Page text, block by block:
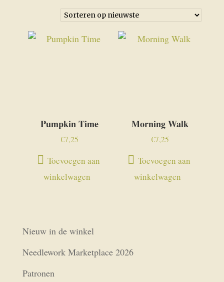
op
nieuwste
Pumpkin Time
€7,25
Toevoegen aan
winkelwagen
Morning Walk
€7,25
Toevoegen aan
winkelwagen
Nieuw in de winkel
Needlework Marketplace 2026
Patronen